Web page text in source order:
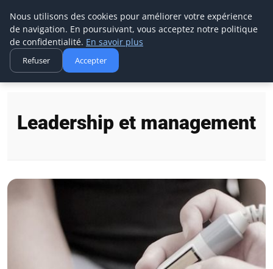
Ms Events Europe
Accueil Leadership et management
Leadership et management
Nous utilisons des cookies pour améliorer votre expérience
de navigation. En poursuivant, vous acceptez notre politique
de confidentialité. En savoir plus
Refuser Accepter